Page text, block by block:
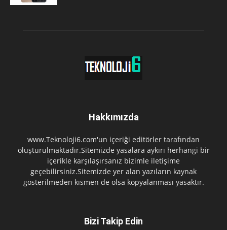
Hakkımızda
www.Teknoloji6.com'un içeriği editörler tarafından
oluşturulmaktadır.Sitemizde yasalara aykırı herhangi bir
içerikle karşılaşırsanız bizimle iletişime
geçebilirsiniz.Sitemizde yer alan yazıların kaynak
gösterilmeden kısmen de olsa kopyalanması yasaktır.
Bizi Takip Edin